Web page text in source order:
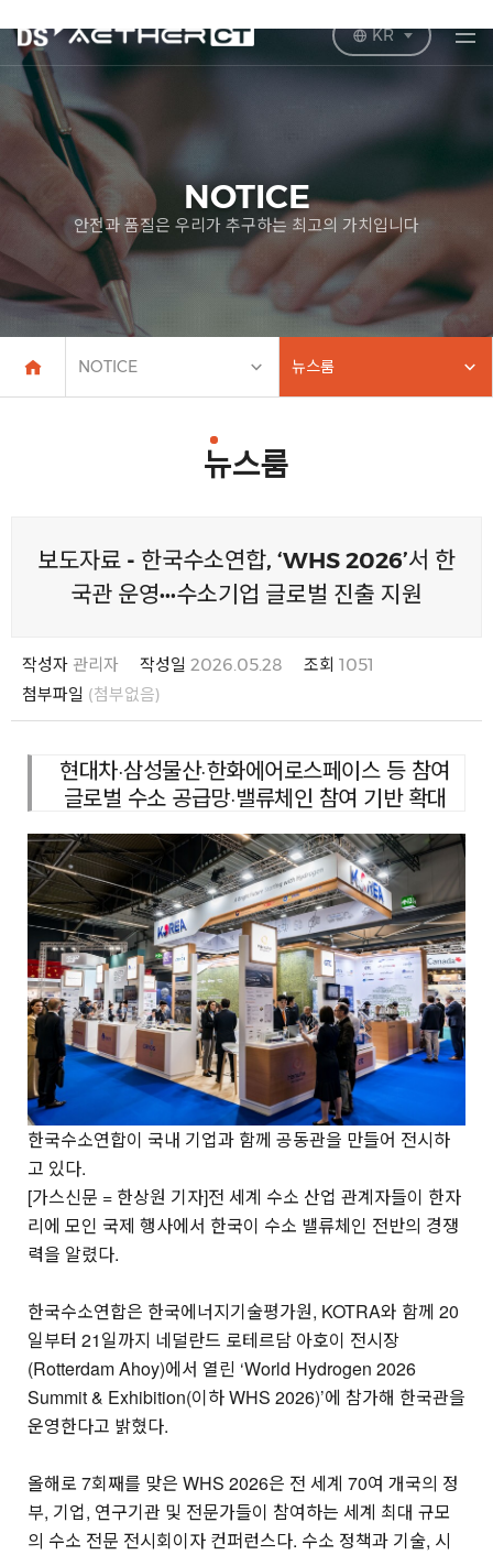
KR
NOTICE
안전과 품질은 우리가 추구하는 최고의 가치입니다
NOTICE 뉴스룸
뉴스룸
보도자료 - 한국수소연합, ‘WHS 2026’서 한
국관 운영···수소기업 글로벌 진출 지원
작성자 관리자 작성일 2026.05.28 조회 1051
첨부파일 (첨부없음)
현대차·삼성물산·한화에어로스페이스 등 참여
글로벌 수소 공급망·밸류체인 참여 기반 확대
한국수소연합이 국내 기업과 함께 공동관을 만들어 전시하
고 있다.
[가스신문 = 한상원 기자]전 세계 수소 산업 관계자들이 한자
리에 모인 국제 행사에서 한국이 수소 밸류체인 전반의 경쟁
력을 알렸다.
한국수소연합은 한국에너지기술평가원, KOTRA와 함께 20
일부터 21일까지 네덜란드 로테르담 아호이 전시장
(Rotterdam Ahoy)에서 열린 ‘World Hydrogen 2026
Summit & Exhibition(이하 WHS 2026)’에 참가해 한국관을
운영한다고 밝혔다.
올해로 7회째를 맞은 WHS 2026은 전 세계 70여 개국의 정
부, 기업, 연구기관 및 전문가들이 참여하는 세계 최대 규모
의 수소 전문 전시회이자 컨퍼런스다. 수소 정책과 기술, 시